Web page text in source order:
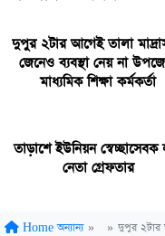
দুপুর ২টার আগেই তালা
জেনেও ব্যবস্থা নেয় না
মাধ্যমিক শিক্ষা কর্মকর্তা
তাড়াশে ইউনিয়ন স্বেচ্ছাসেবক
নেতা গ্রেফতার
Home অন্যান্য » » দুপুর ২টার